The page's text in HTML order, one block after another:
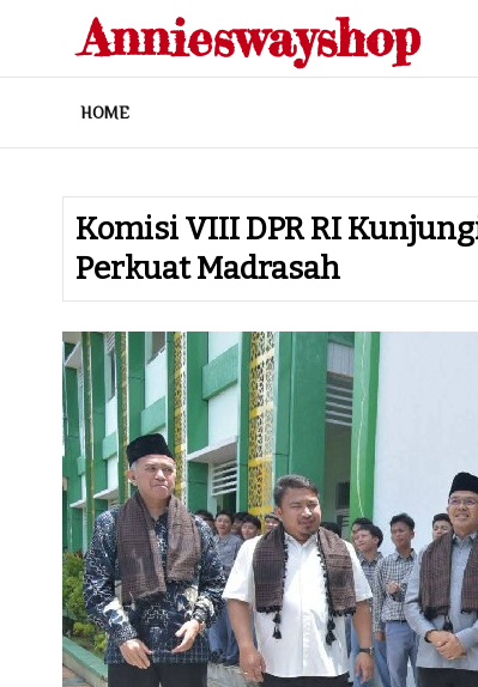
content
Annieswayshop
HOME
Komisi VIII DPR RI
Perkuat Madrasah